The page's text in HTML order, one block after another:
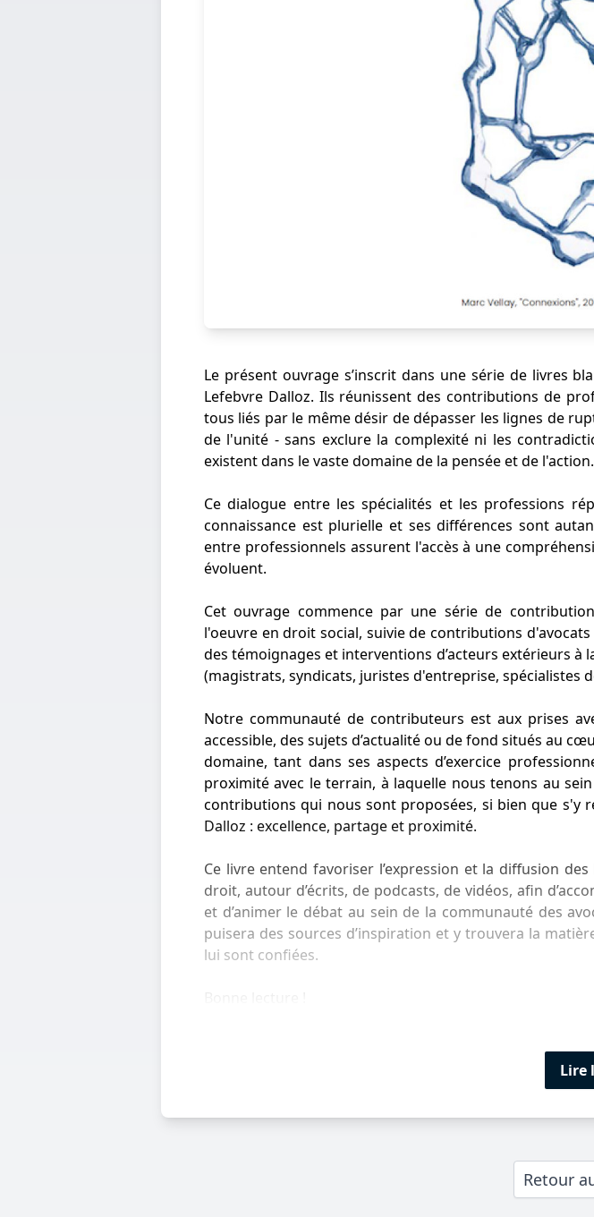
Le présent ouvrage s’inscrit dans une série de livres
Lefebvre Dalloz. Ils réunissent des contributions de
tous liés par le même désir de dépasser les lignes de
de l'unité - sans exclure la complexité ni les
existent dans le vaste domaine de la pensée et de l'action.
Ce dialogue entre les spécialités et les professions
connaissance est plurielle et ses différences sont
entre professionnels assurent l'accès à une
évoluent.
Cet ouvrage commence par une série de
l'oeuvre en droit social, suivie de contributions
des témoignages et interventions d’acteurs extérieurs
(magistrats, syndicats, juristes d'entreprise, spécialistes
Notre communauté de contributeurs est aux prises
accessible, des sujets d’actualité ou de fond situés au
domaine, tant dans ses aspects d’exercice
proximité avec le terrain, à laquelle nous tenons au
contributions qui nous sont proposées, si bien que s'y
Dalloz : excellence, partage et proximité.
Ce livre entend favoriser l’expression et la diffusion
droit, autour d’écrits, de podcasts, de vidéos, afin
et d’animer le débat au sein de la communauté des
puisera des sources d’inspiration et y trouvera la
lui sont confiées.
Lire
Retour